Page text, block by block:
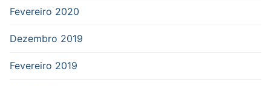
Fevereiro 2020
Dezembro 2019
Fevereiro 2019